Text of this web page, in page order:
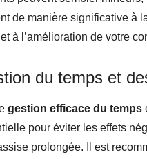
de manière significative à
à l’amélioration de votre
du temps et
gestion efficace du temps
pour éviter les effets
prolongée. Il est